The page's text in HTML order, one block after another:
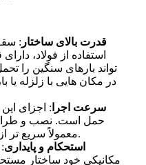
قدرت بالای ساختار :
استفاده از فولاد،
تواند بارهای سنگین را
در مکان هایی با زلزله یا
سرعت اجرا : اجزای
حمل است. نصب و
معمولاً سریع تر از سایر انواع سقف هاست.
استحکام و پایداری
مکانیکی خود ساختار